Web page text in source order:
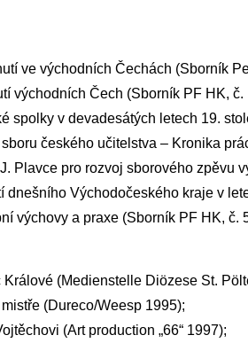
ve východních Čechách (Sborník
východních Čech (Sborník PF HK, č.
spolky v devadesátých letech 19.
českého učitelstva – Kronika
Plavce pro rozvoj sborového zpěvu
dnešního Východočeského kraje v
výchovy a praxe (Sborník PF HK, č.
(Medienstelle Diözese St.
(Dureco/Weesp 1995);
(Art production „66“ 1997);